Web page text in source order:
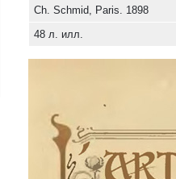
Ch. Schmid, Paris. 1898
48 л. илл.